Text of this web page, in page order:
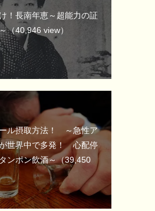
！長南年恵～超能力の証
（40,946 view）
ル摂取方法！ ～急性ア
世界中で多発！ 心配停
ンポン飲酒～（39,450